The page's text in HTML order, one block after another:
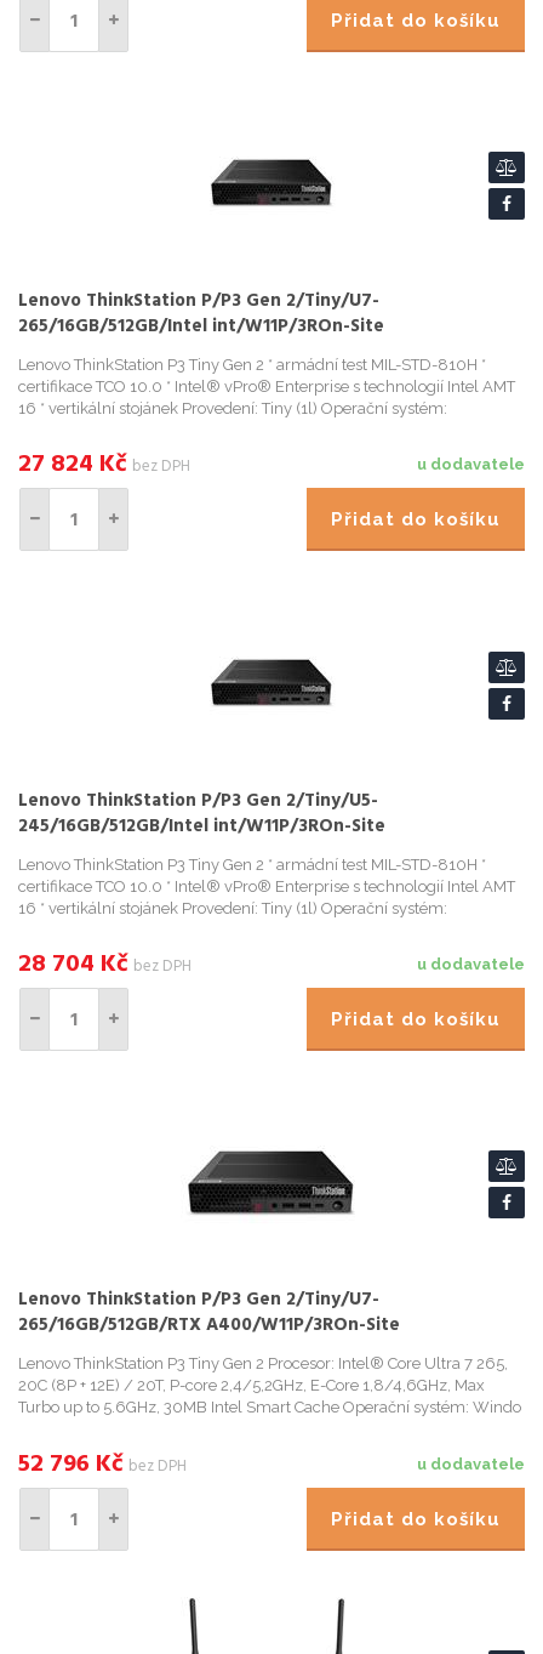
Přidat do košíku
Lenovo ThinkStation P/P3 Gen 2/Tiny/U7-
265/16GB/512GB/Intel int/W11P/3ROn-Site
Lenovo ThinkStation P3 Tiny Gen 2 * armádní test MIL-STD-810H *
certifikace TCO 10.0 * Intel® vPro® Enterprise s technologií Intel AMT
16 * vertikální stojánek Provedení: Tiny (1l) Operační systém:
u dodavatele
27 824 Kč bez DPH
Přidat do košíku
Lenovo ThinkStation P/P3 Gen 2/Tiny/U5-
245/16GB/512GB/Intel int/W11P/3ROn-Site
Lenovo ThinkStation P3 Tiny Gen 2 * armádní test MIL-STD-810H *
certifikace TCO 10.0 * Intel® vPro® Enterprise s technologií Intel AMT
16 * vertikální stojánek Provedení: Tiny (1l) Operační systém:
u dodavatele
28 704 Kč bez DPH
Přidat do košíku
Lenovo ThinkStation P/P3 Gen 2/Tiny/U7-
265/16GB/512GB/RTX A400/W11P/3ROn-Site
Lenovo ThinkStation P3 Tiny Gen 2 Procesor: Intel® Core Ultra 7 265,
20C (8P + 12E) / 20T, P-core 2,4/5,2GHz, E-Core 1,8/4,6GHz, Max
Turbo up to 5.6GHz, 30MB Intel Smart Cache Operační systém: Windo
u dodavatele
52 796 Kč bez DPH
Přidat do košíku